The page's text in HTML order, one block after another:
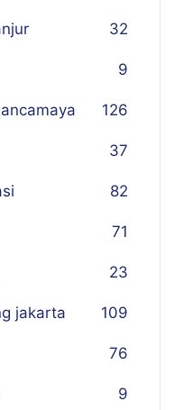
32
9
126
37
82
71
23
jakarta 109
76
9